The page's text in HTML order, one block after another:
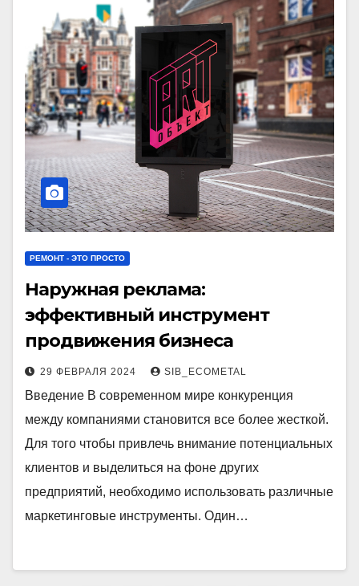
РЕМОНТ - ЭТО ПРОСТО
Наружная реклама:
эффективный инструмент
продвижения бизнеса
29 ФЕВРАЛЯ 2024 SIB_ECOMETAL
Введение В современном мире конкуренция
между компаниями становится все более жесткой.
Для того чтобы привлечь внимание потенциальных
клиентов и выделиться на фоне других
предприятий, необходимо использовать различные
маркетинговые инструменты. Один…